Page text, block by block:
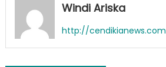
Windi Ariska
http://cendikianews.com